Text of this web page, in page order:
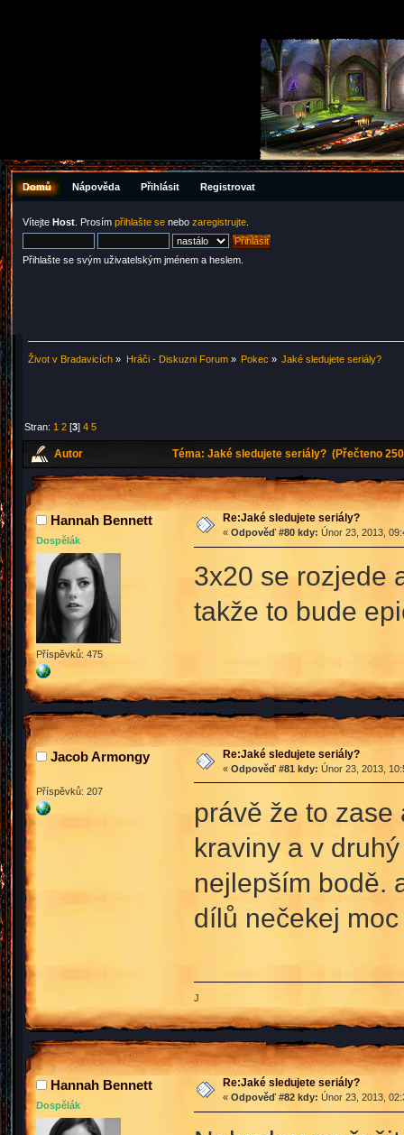
Domů Nápověda Přihlásit Registrovat
Vítejte Host . Prosím přihlašte se nebo zaregistrujte
Přihlašte se svým uživatelským jménem a heslem.
Život v Bradavicích » Hráči - Diskuzni Forum» Pokec » Jaké sledujete seriály?
Stran: 1 2 [3]4 5
Autor Téma: Jaké sledujete seriály? (Přečteno
Hannah Bennett
Dospělák
Příspěvků: 475
Re:Jaké sledujete seriály?
« Odpověď #80 kdy: Únor 23, 2013,
3x20 se rozjede
takže to bude
Jacob Armongy
Příspěvků: 207
Re:Jaké sledujete seriály?
« Odpověď #81 kdy: Únor 23, 2013,
právě že to
kraviny a v
nejlepším bodě.
dílů nečekej
J
Hannah Bennett
Dospělák
Re:Jaké sledujete seriály?
« Odpověď #82 kdy: Únor 23, 2013,